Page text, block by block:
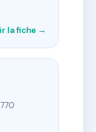
la fiche →